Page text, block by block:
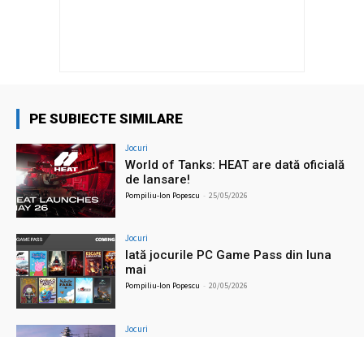
PE SUBIECTE SIMILARE
Jocuri
World of Tanks: HEAT are dată oficială
de lansare!
Pompiliu-Ion Popescu - 25/05/2026
Jocuri
Iată jocurile PC Game Pass din luna
mai
Pompiliu-Ion Popescu - 20/05/2026
Jocuri